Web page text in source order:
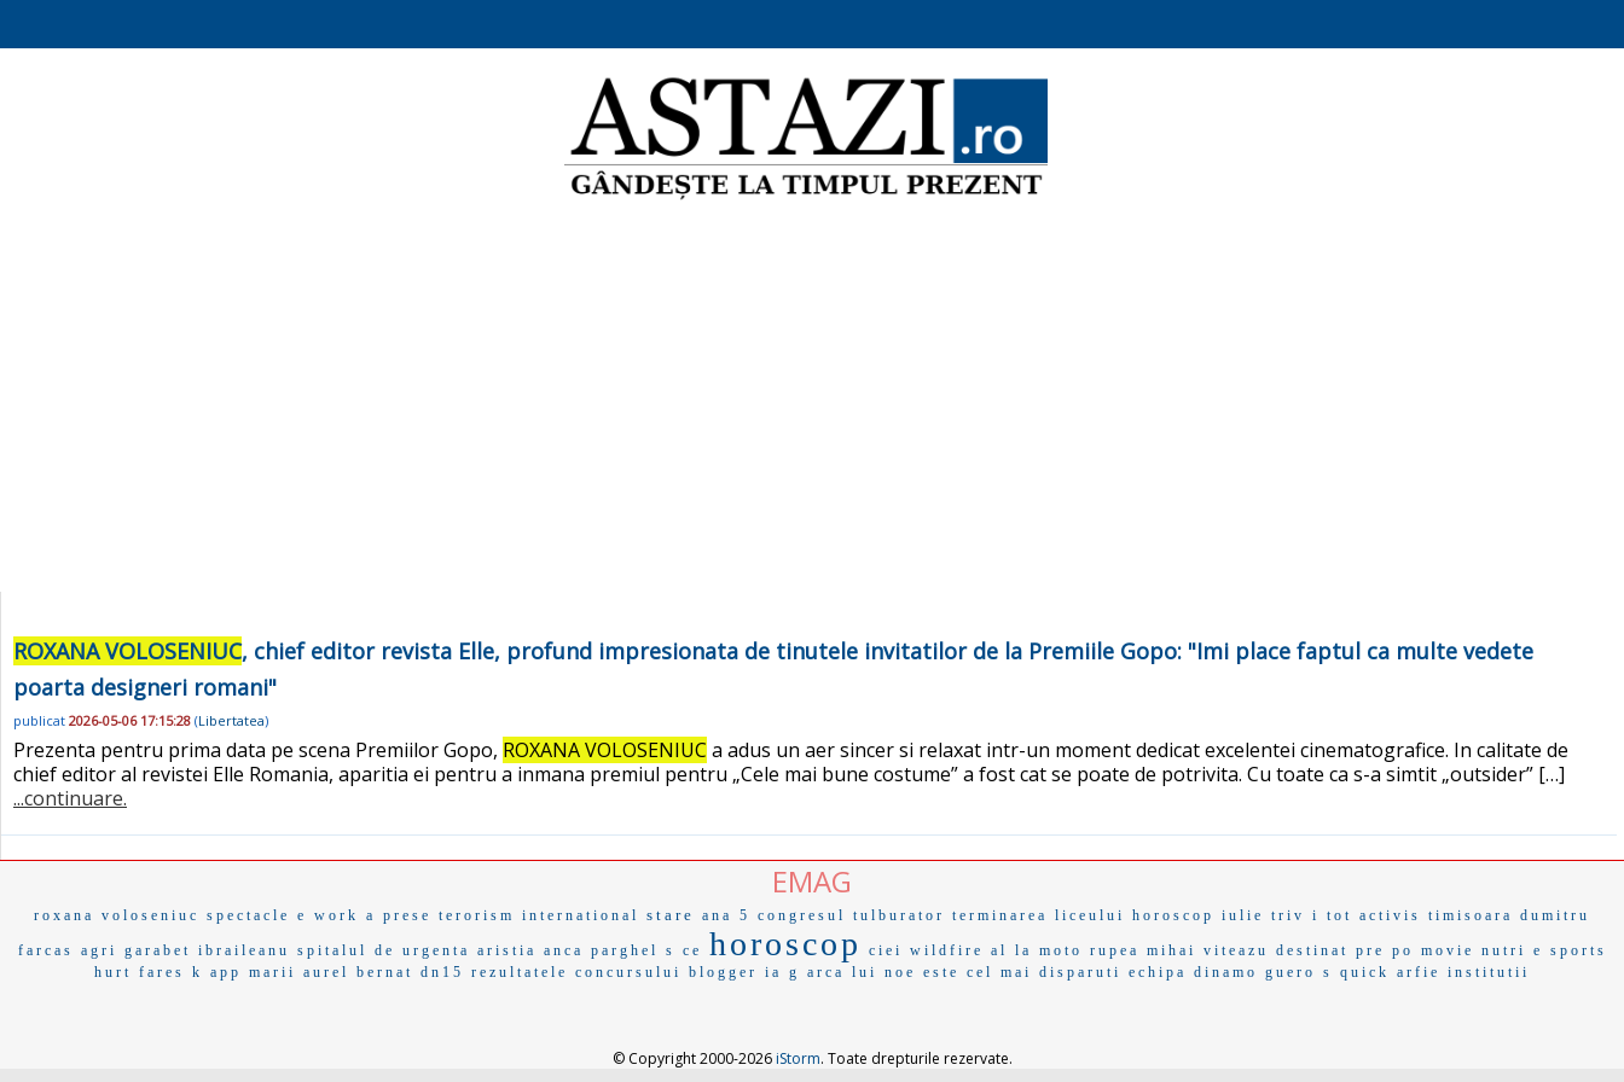
ROXANA VOLOSENIUC, chief editor revista Elle, profund impresionata de tinutele invitatilor de la Premiile Gopo: "Imi place faptul ca multe vedete
poarta designeri romani"
publicat 2026-05-06 17:15:28 (Libertatea)
Prezenta pentru prima data pe scena Premiilor Gopo, ROXANA VOLOSENIUC a adus un aer sincer si relaxat intr-un moment dedicat excelentei cinematografice. In calitate de
chief editor al revistei Elle Romania, aparitia ei pentru a inmana premiul pentru „Cele mai bune costume” a fost cat se poate de potrivita. Cu toate ca s-a simtit „outsider” […]
...continuare.
EMAG
roxana voloseniuc spectacle e work a prese terorism international stare ana 5 congresul tulburator terminarea liceului horoscop iulie triv i tot activis timisoara dumitru
farcas agri garabet ibraileanu spitalul de urgenta aristia anca parghel s ce horoscop ciei wildfire al la moto rupea mihai viteazu destinat pre po movie nutri
e sports
hurt
fares k app marii aurel bernat dn15 rezultatele concursului blogger ia g arca lui noe este cel mai disparuti echipa dinamo guero s quick arfie institutii
© Copyright 2000-2026iStorm. Toate drepturile rezervate.